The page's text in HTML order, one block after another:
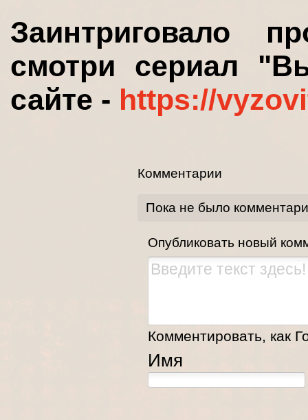
Заинтриговало
смотри сериал
сайте - https://
Комментарии
Пока не было
Опубликовать новый
Комментировать, как
Имя